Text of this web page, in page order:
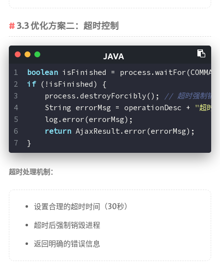
3.3 优化方案二：超时控制
boolean isFinished =
if (!isFinished) {
    process.destroyForcibly();
// 超时强制销
    String errorMsg = operationDesc +
"超时
    log.error(errorMsg);
return AjaxResult.error(errorMsg);
}
超时处理机制：
设置合理的超时时间（30秒）
超时后强制销毁进程
返回明确的错误信息